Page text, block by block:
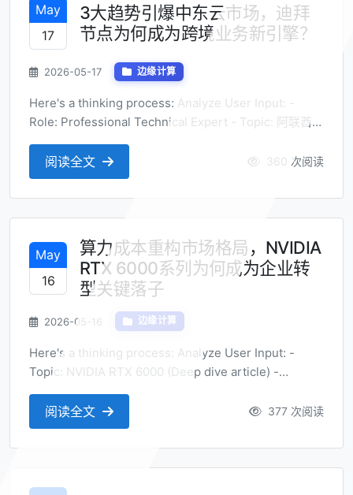
May
17
3大趋势引爆中东云市场，迪拜
节点为何成为跨境业务新引擎？
2026-05-17 边缘计算
Here's a thinking process: Analyze User Input: -
Role: Professional Technical Expert - Topic: 阿联酋
vps (UAE VPS) - Title Requirements: - Perspective:
Market trend analysis - Style: Numerical style - ...
阅读全文 360 次阅读
May
16
算力成本重构市场格局，NVIDIA
RTX 6000系列为何成为企业转
型关键落子
2026-05-16 边缘计算
Here's a thinking process: Analyze User Input: -
Topic: NVIDIA RTX 6000 (Deep dive article) -
Perspective: Market Trend Analysis (市场趋势分析) -
Title Requirements: - Conclusion-style (结论式) -
Natural, e...
阅读全文 377 次阅读